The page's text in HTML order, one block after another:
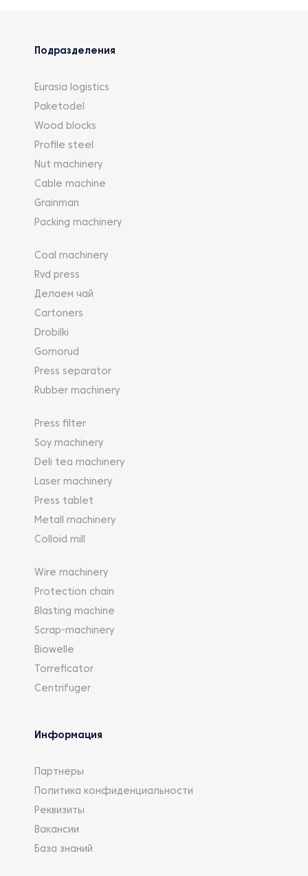
Подразделения
Eurasia logistics
Paketodel
Wood blocks
Profile steel
Nut machinery
Cable machine
Grainman
Packing machinery
Coal machinery
Rvd press
Делаем чай
Cartoners
Drobilki
Gornorud
Press separator
Rubber machinery
Press filter
Soy machinery
Deli tea machinery
Laser machinery
Press tablet
Metall machinery
Colloid mill
Wire machinery
Protection chain
Blasting machine
Scrap-machinery
Biowelle
Torreficator
Centrifuger
Информация
Партнеры
Политика конфиденциальности
Реквизиты
Вакансии
База знаний